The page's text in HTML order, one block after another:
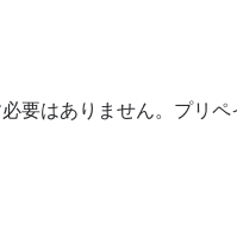
要はありません。プリ